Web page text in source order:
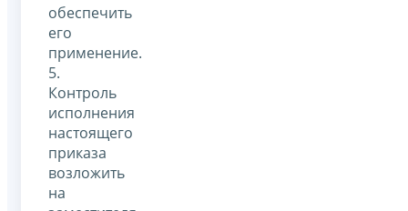
обеспечить
его
применение.
5.
Контроль
исполнения
настоящего
приказа
возложить
на